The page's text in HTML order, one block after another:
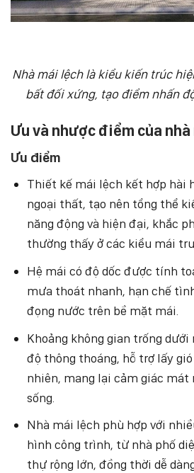
Nhà mái lệch là kiểu kiến trúc
bất đối xứng, tạo điểm nhấn
Ưu và nhược điểm của
Ưu điểm
Thiết kế mái lệch kết hợp hài
ngoại thất, tạo nên tổng thể
năng động và hiện đại, khắc
thường thấy ở các kiểu mái
Hệ mái có độ dốc được tính
mưa thoát nhanh, hạn chế
đọng nước trên bề mặt mái.
Khoảng không gian trống
độ thông thoáng, hỗ trợ lấy
nhiên, mang lại cảm giác mát
sống.
Nhà mái lệch phù hợp với
hình công trình, từ nhà phố
thự rộng lớn, đồng thời dễ